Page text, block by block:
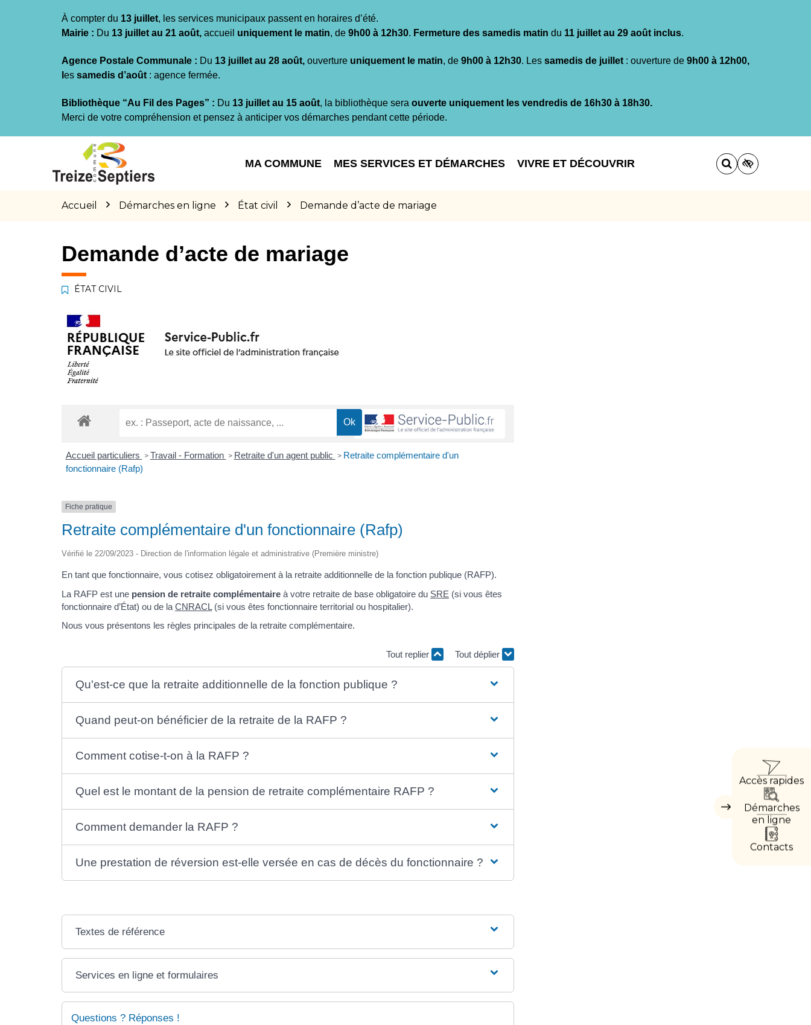
À compter du 13 juillet, les services municipaux passent en horaires d’été.
Mairie : Du 13 juillet au 21 août, accueil uniquement le matin, de 9h00 à 12h30. Fermeture des samedis matin du 11 juillet au 29 août inclus.
Agence Postale Communale : Du 13 juillet au 28 août, ouverture uniquement le matin, de 9h00 à 12h30. Les samedis de juillet : ouverture de 9h00 à 12h00,
es samedis d’août : agence fermée.
Bibliothèque “Au Fil des Pages” : Du 13 juillet au 15 août, la bibliothèque sera ouverte uniquement les vendredis de 16h30 à 18h30.
Merci de votre compréhension et pensez à anticiper vos démarches pendant cette période.
MA COMMUNE MES SERVICES ET DÉMARCHES VIVRE ET DÉCOUVRIR
Accueil Démarches en ligne État civil Demande d’acte de mariage
Masquer
Accès rapides
Démarches
en ligne
Contacts
Demande d’acte de mariage
ÉTAT CIVIL
Accueil particuliers > Travail - Formation > Retraite d'un agent public > Retraite complémentaire d'un
fonctionnaire (Rafp)
Fiche pratique
Retraite complémentaire d'un fonctionnaire (Rafp)
Vérifié le 22/09/2023 - Direction de l'information légale et administrative (Première ministre)
En tant que fonctionnaire, vous cotisez obligatoirement à la retraite additionnelle de la fonction publique (RAFP).
La RAFP est une pension de retraite complémentaire à votre retraite de base obligatoire du SRE (si vous êtes
fonctionnaire d’État) ou de la CNRACL (si vous êtes fonctionnaire territorial ou hospitalier).
Nous vous présentons les règles principales de la retraite complémentaire.
Tout replier Tout déplier
Qu'est-ce que la retraite additionnelle de la fonction publique ?
Quand peut-on bénéficier de la retraite de la RAFP ?
Comment cotise-t-on à la RAFP ?
Quel est le montant de la pension de retraite complémentaire RAFP ?
Comment demander la RAFP ?
Une prestation de réversion est-elle versée en cas de décès du fonctionnaire ?
Textes de référence
Services en ligne et formulaires
Questions ? Réponses !